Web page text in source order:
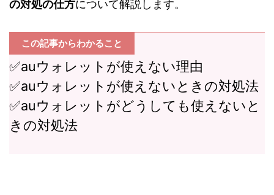
の対処の仕方について解説します。
この記事からわかること
✅auウォレットが使えない理由
✅auウォレットが使えないときの対処法
✅auウォレットがどうしても使えないと
きの対処法